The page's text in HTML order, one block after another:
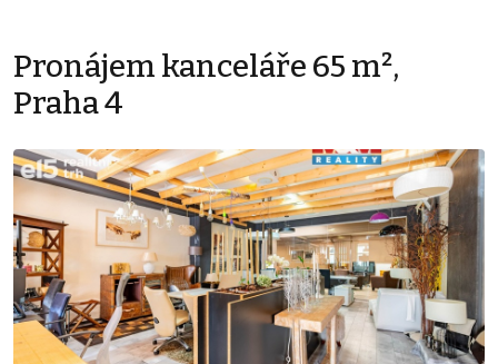
Pronájem kanceláře 65 m²,
Praha 4